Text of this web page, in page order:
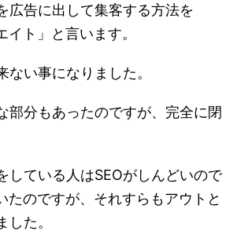
広告に出して集客する方法を
イト」と言います。
ない事になりました。
部分もあったのですが、完全に閉
している人はSEOがしんどいので
たのですが、それすらもアウトと
した。